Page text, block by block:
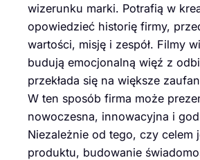
wizerunku marki. Potrafią w
opowiedzieć historię firmy,
wartości, misję i zespół. Filmy
budują emocjonalną więź z
przekłada się na większe
W ten sposób firma może
nowoczesna, innowacyjna i
Niezależnie od tego, czy celem
produktu, budowanie